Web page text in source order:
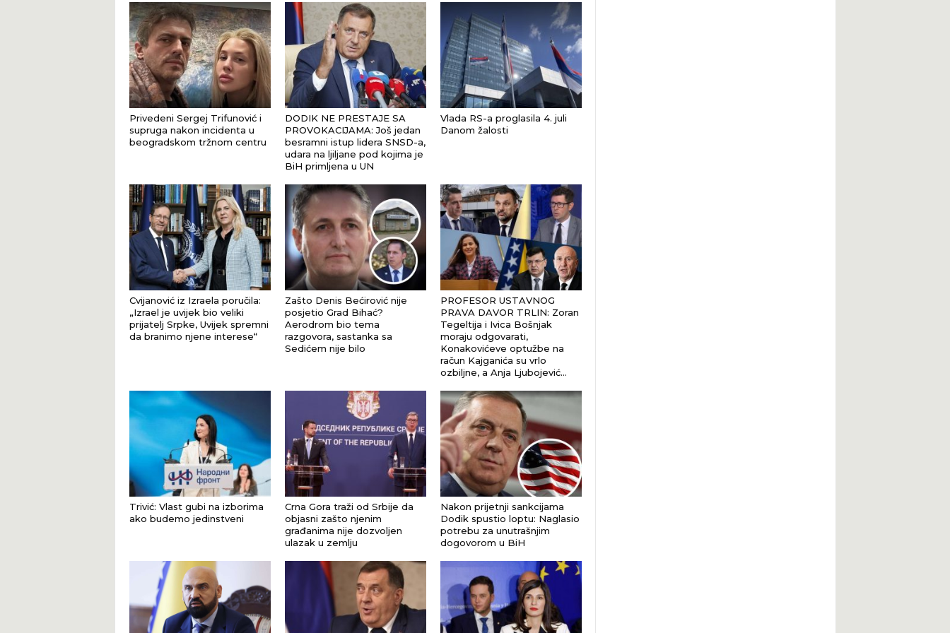
Privedeni Sergej Trifunović i
supruga nakon incidenta u
beogradskom tržnom centru
DODIK NE PRESTAJE SA
PROVOKACIJAMA: Još jedan
besramni istup lidera SNSD-a,
udara na ljiljane pod kojima je
BiH primljena u UN
Vlada RS-a proglasila 4. juli
Danom žalosti
Cvijanović iz Izraela poručila:
„Izrael je uvijek bio veliki
prijatelj Srpke, Uvijek spremni
da branimo njene interese“
Zašto Denis Bećirović nije
posjetio Grad Bihać?
Aerodrom bio tema
razgovora, sastanka sa
Sedićem nije bilo
PROFESOR USTAVNOG
PRAVA DAVOR TRLIN: Zoran
Tegeltija i Ivica Bošnjak
moraju odgovarati,
Konakovićeve optužbe na
račun Kajganića su vrlo
ozbiljne, a Anja Ljubojević…
Trivić: Vlast gubi na izborima
ako budemo jedinstveni
Crna Gora traži od Srbije da
objasni zašto njenim
građanima nije dozvoljen
ulazak u zemlju
Nakon prijetnji sankcijama
Dodik spustio loptu: Naglasio
potrebu za unutrašnjim
dogovorom u BiH